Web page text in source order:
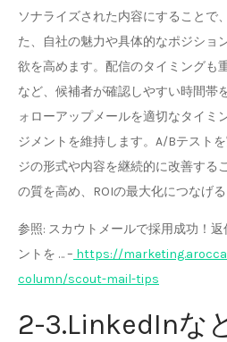
ソナライズされた内容にすることで
た、自社の魅力や具体的なポジショ
欲を高めます。配信のタイミングも
など、候補者が確認しやすい時間帯
ォローアップメールを適切なタイミ
ジメントを維持します。A/Bテスト
ジの形式や内容を継続的に改善する
の質を高め、ROIの最大化につなげる
参照: スカウトメールで採用成功！
ントを … – https://
column/scout-mail-tips
2-3.LinkedInな